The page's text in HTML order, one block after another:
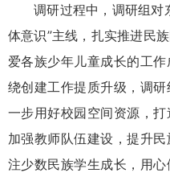
调研过程中，调研组对
体意识”主线，扎实推进民
爱各族少年儿童成长的工
绕创建工作提质升级，调
一步用好校园空间资源，
加强教师队伍建设，提升
注少数民族学生成长，用